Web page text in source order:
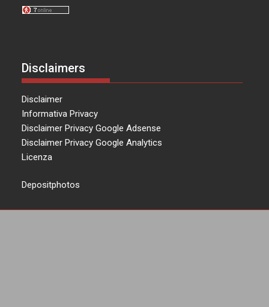
Disclaimers
Disclaimer
Informativa Privacy
Disclaimer Privacy Google Adsense
Disclaimer Privacy Google Analytics
Licenza
Depositphotos